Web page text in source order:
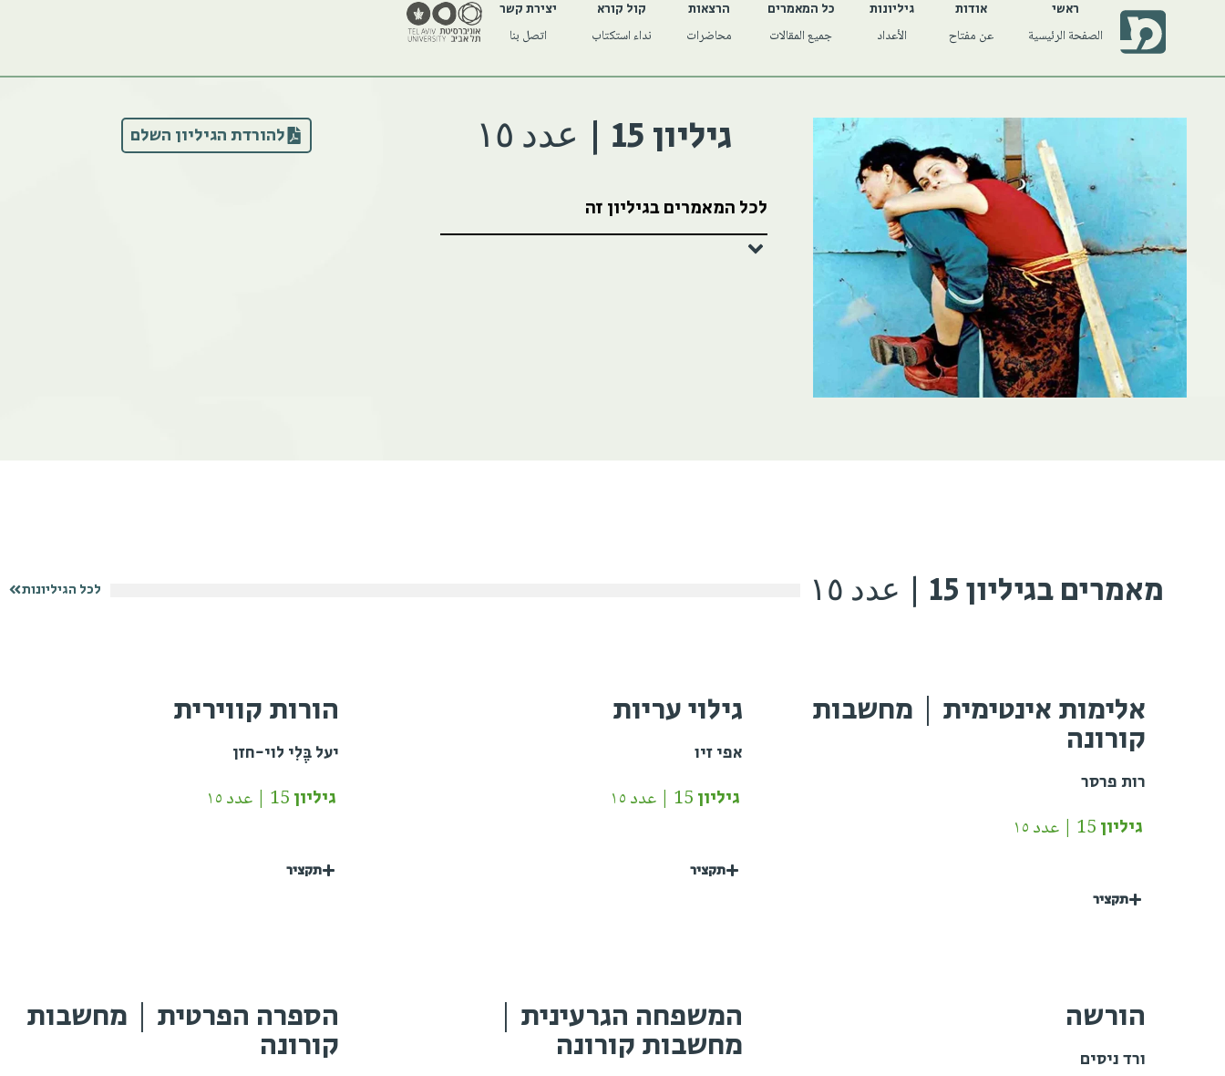
ראשי
الصفحة الرئيسية
אודות
عن مفتاح
גיליונות
الأعداد
כל המאמרים
جميع المقالات
הרצאות
محاضرات
קול קורא
نداء استكتاب
יצירת קשר
اتصل بنا
גיליון 15 | عدد ١٥
לכל המאמרים בגיליון זה
להורדת הגיליון השלם
מאמרים בגיליון 15 | عدد ١٥ לכל הגיליונות
אלימות אינטימית | מחשבות
קורונה
רות פרסר
גיליון 15 | عدد ١٥
תקציר
גילוי עריות
אפי זיו
גיליון 15 | عدد ١٥
תקציר
הורות קווירית
יעל בֶּלִי לוי-חזן
גיליון 15 | عدد ١٥
תקציר
הורשה
ורד ניסים
המשפחה הגרעינית |
מחשבות קורונה
הספרה הפרטית | מחשבות
קורונה